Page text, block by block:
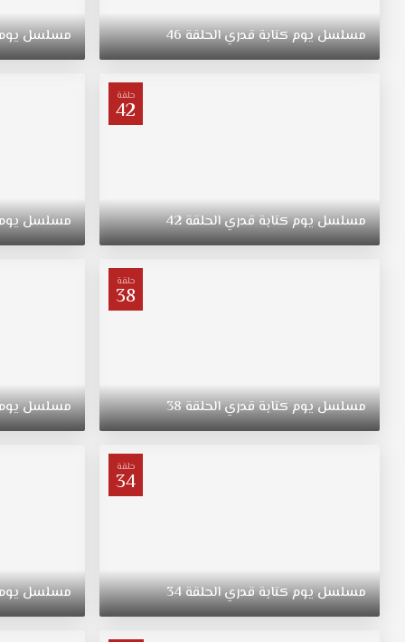
ولا
تلد
ووسط
أم،
يلجأ
والدة
عمران
الريف
والتي
تجبر
مسلسليومكتابةقدريالحلقة46 مسلسل
حلقة
42
مسلسليومكتابةقدريالحلقة42 مسلسل
حلقة
38
مسلسليومكتابةقدريالحلقة38 مسلسل
حلقة
34
مسلسليومكتابةقدريالحلقة34 مسلسل